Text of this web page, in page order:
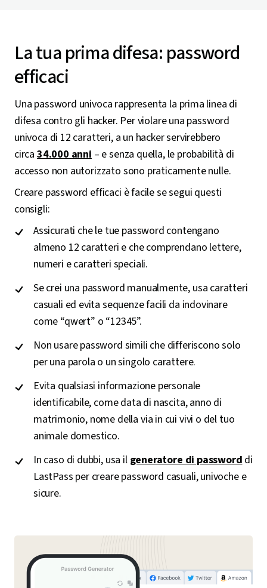
La tua prima difesa: password
efficaci
Una password univoca rappresenta la prima linea di
difesa contro gli hacker. Per violare una password
univoca di 12 caratteri, a un hacker servirebbero
circa 34.000 anni– e senza quella, le probabilità di
accesso non autorizzato sono praticamente nulle.
Creare password efficaci è facile se segui questi
consigli:
Assicurati che le tue password contengano
almeno 12 caratteri e che comprendano lettere,
numeri e caratteri speciali.
Se crei una password manualmente, usa caratteri
casuali ed evita sequenze facili da indovinare
come “qwert” o “12345”.
Non usare password simili che differiscono solo
per una parola o un singolo carattere.
Evita qualsiasi informazione personale
identificabile, come data di nascita, anno di
matrimonio, nome della via in cui vivi o del tuo
animale domestico.
In caso di dubbi, usa il generatore di passworddi
LastPass per creare password casuali, univoche e
sicure.